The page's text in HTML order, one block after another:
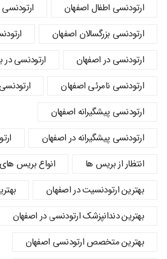
ارتودنسي اطفال اصفهان
ارتودنسی بزرگسالان اصفهان
ارتودنسی در اصفهان
ارتودنسی در
ارتودنسی نامرئی اصفهان
ارتودنسی پیشگیرانه اصفهان
ارتودنسی پیشگیرانه در اصفهان
انتظار از بریس ها
انواع بریس
بهترین ارتودنسیت در اصفهان
بهترین دندانپزشک ارتودنسی در اصفهان
بهترین متخصص ارتودنسی اصفهان